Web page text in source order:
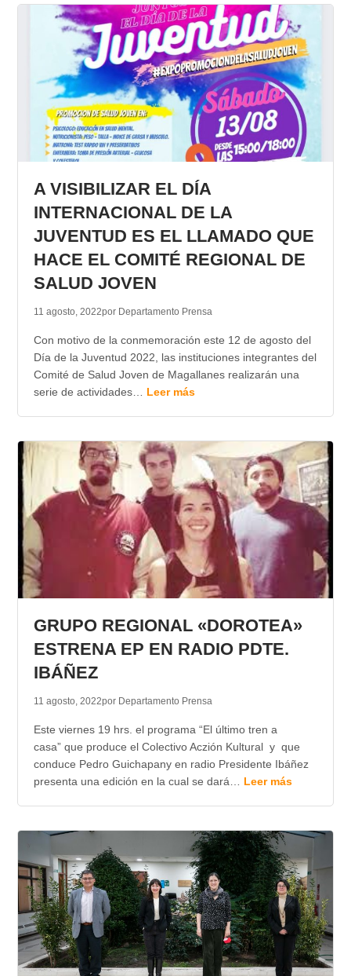
A VISIBILIZAR EL DÍA
INTERNACIONAL DE LA
JUVENTUD ES EL LLAMADO QUE
HACE EL COMITÉ REGIONAL DE
SALUD JOVEN
11 agosto, 2022por Departamento Prensa
Con motivo de la conmemoración este 12 de agosto del
Día de la Juventud 2022, las instituciones integrantes del
Comité de Salud Joven de Magallanes realizarán una
serie de actividades… Leer más
GRUPO REGIONAL «DOROTEA»
ESTRENA EP EN RADIO PDTE.
IBÁÑEZ
11 agosto, 2022por Departamento Prensa
Este viernes 19 hrs. el programa “El último tren a
casa” que produce el Colectivo Aczión Kultural y que
conduce Pedro Guichapany en radio Presidente Ibáñez
presenta una edición en la cual se dará… Leer más